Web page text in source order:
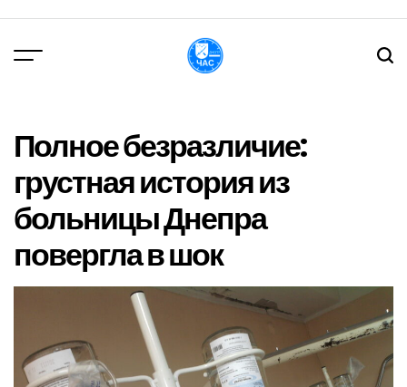
вмісту
Полное безразличие:
грустная история из
больницы Днепра
повергла в шок